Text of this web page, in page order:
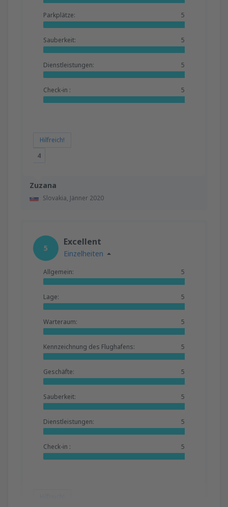
Zuzana
Slovakia, Jänner 2020
Parkplätze: 5
Sauberkeit: 5
Dienstleistungen: 5
Check-in : 5
Hilfreich!
4
5
Excellent
Einzelheiten
Allgemein: 5
Lage: 5
Warteraum: 5
Kennzeichnung des Flughafens: 5
Geschäfte: 5
Sauberkeit: 5
Dienstleistungen: 5
Check-in : 5